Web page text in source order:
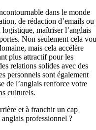
dans le monde
de rédaction d’emails ou
maîtriser l’anglais
Non seulement cela
mais cela accélère
plus attractif pour les
relations solides avec des
personnels sont également
de l’anglais renforce votre
culturels.
et à franchir un cap
professionnel ?